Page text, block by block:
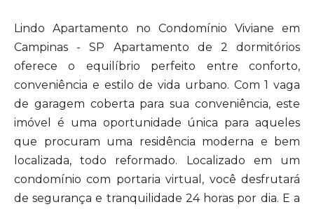
Lindo Apartamento no Condomínio Viviane em
Campinas - SP Apartamento de 2 dormitórios
oferece o equilíbrio perfeito entre conforto,
conveniência e estilo de vida urbano. Com 1 vaga
de garagem coberta para sua conveniência, este
imóvel é uma oportunidade única para aqueles
que procuram uma residência moderna e bem
localizada, todo reformado. Localizado em um
condomínio com portaria virtual, você desfrutará
de segurança e tranquilidade 24 horas por dia. E a